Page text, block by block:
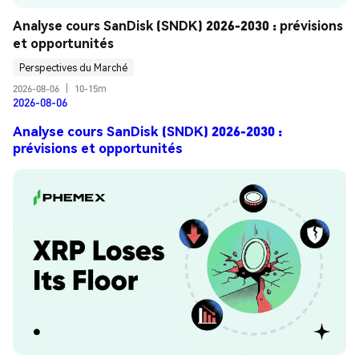
Analyse cours SanDisk (SNDK) 2026-2030 : prévisions
et opportunités
Perspectives du Marché
2026-08-06
10-15m
2026-08-06
Analyse cours SanDisk (SNDK) 2026-2030 :
prévisions et opportunités